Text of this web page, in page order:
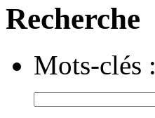
Recherche
Mots-clés :